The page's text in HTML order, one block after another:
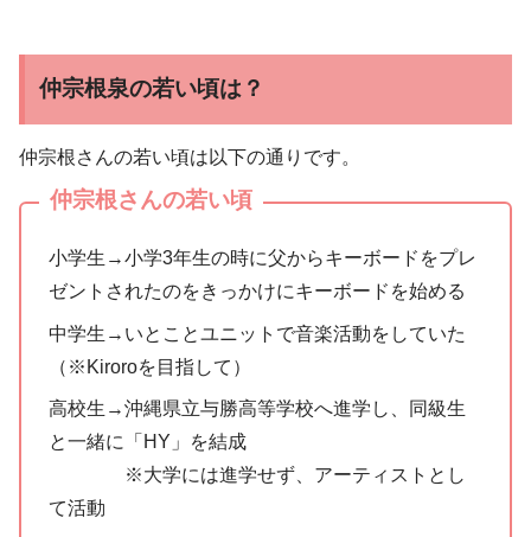
仲宗根泉の若い頃は？
仲宗根さんの若い頃は以下の通りです。
仲宗根さんの若い頃
小学生→小学3年生の時に父からキーボードをプレ
ゼントされたのをきっかけにキーボードを始める
中学生→いとことユニットで音楽活動をしていた
（※Kiroroを目指して）
高校生→沖縄県立与勝高等学校へ進学し、同級生
と一緒に「HY」を結成
※大学には進学せず、アーティストとし
て活動